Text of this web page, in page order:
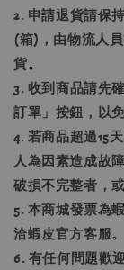
2. 申請退貨請保
(箱)，由物流人
貨。
3. 收到商品請先
訂單」按鈕，以
4. 若商品超過15
人為因素造成故
破損不完整者，
5. 本商城發票為
洽蝦皮官方客服。
6. 有任何問題歡